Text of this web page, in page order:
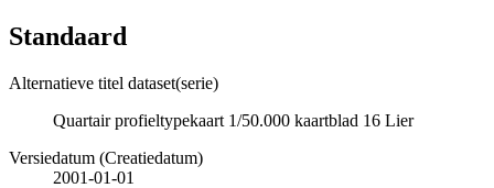
Standaard
Alternatieve titel dataset(serie)
Quartair profieltypekaart 1/50.000 kaartblad 16 Lier
Versiedatum (Creatiedatum)
2001-01-01